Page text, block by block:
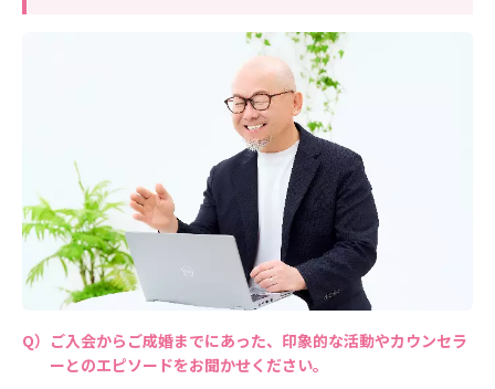
ご入会からご成婚までにあった、印象的な活動やカウンセラ
ーとのエピソードをお聞かせください。